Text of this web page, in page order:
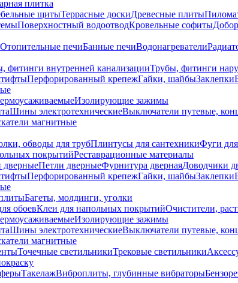
плитка
щитыТеррасные доскиДревесные плиты
Поверхностный водоотводКровельные софиты
Отопительные печиБанные печиВодонагреватели
фитинги внутренней канализацииТрубы, фитинги
Перфорированный крепежГайки, шайбыЗаклепки
Изолирующие зажимы
Шины электротехническиеВыключатели путевые,
магнитные
обводы для трубПлинтусы для сантехникиФуги
покрытийРеставрационные материалы
дверныеПетли дверныеФурнитура двернаяДоводчики
Перфорированный крепежГайки, шайбыЗаклепки
Багеты, молдинги, уголки
обоевКлеи для напольных покрытийОчистители,
Изолирующие зажимы
Шины электротехническиеВыключатели путевые,
магнитные
Точечные светильникиТрековые светильники
ТакелажВиброплиты, глубинные вибраторы